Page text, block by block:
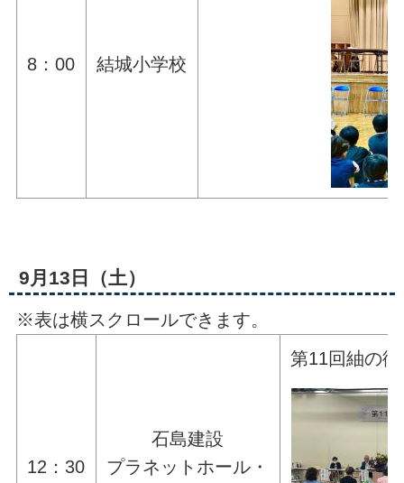
8：00 結城小学校
9月13日（土）
※表は横スクロールできます。
12：30
石島建設
プラネットホール・
第11回紬の